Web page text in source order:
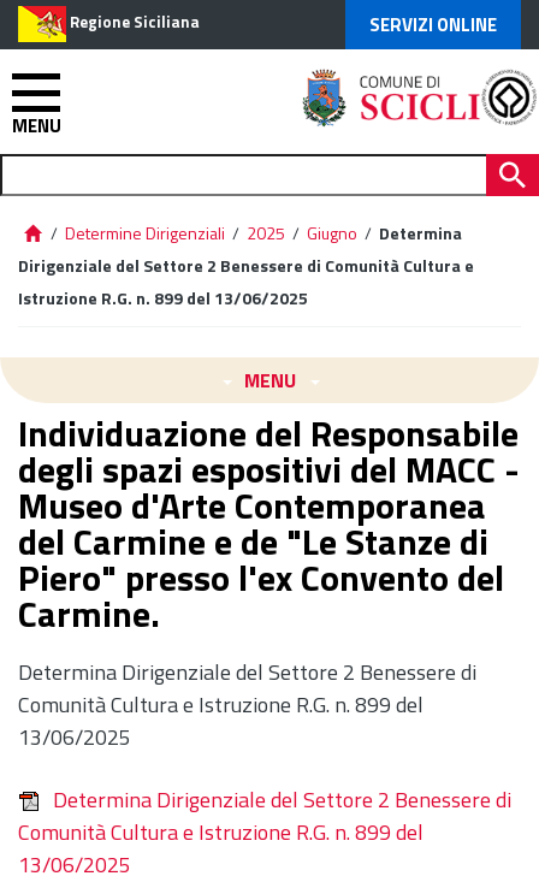
Regione Siciliana SERVIZI ONLINE
MENU
/ Determine Dirigenziali / 2025 / Giugno / Determina
Dirigenziale del Settore 2 Benessere di Comunità Cultura e
Istruzione R.G. n. 899 del 13/06/2025
MENU
Individuazione del Responsabile
degli spazi espositivi del MACC -
Museo d'Arte Contemporanea
del Carmine e de "Le Stanze di
Piero" presso l'ex Convento del
Carmine.
Determina Dirigenziale del Settore 2 Benessere di
Comunità Cultura e Istruzione R.G. n. 899 del
13/06/2025
Determina Dirigenziale del Settore 2 Benessere di
Comunità Cultura e Istruzione R.G. n. 899 del
13/06/2025